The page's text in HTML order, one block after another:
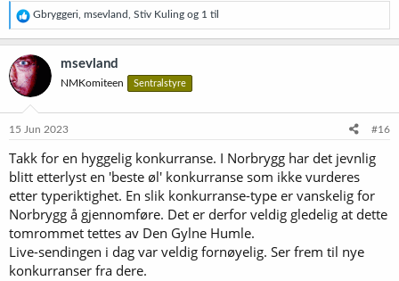
R
e
a
k
s
j
o
e
:
Gbryggeri msevland Stiv Kuling og 1 til
msevland
NMKomiteen Sentralstyre
15 Jun 2023 #16
Takk for en hyggelig konkurranse. I Norbrygg har det jevnlig
blitt etterlyst en 'beste øl' konkurranse som ikke vurderes
etter typeriktighet. En slik konkurranse-type er vanskelig for
Norbrygg å gjennomføre. Det er derfor veldig gledelig at dette
tomrommet tettes av Den Gylne Humle.
Live-sendingen i dag var veldig fornøyelig. Ser frem til nye
konkurranser fra dere.